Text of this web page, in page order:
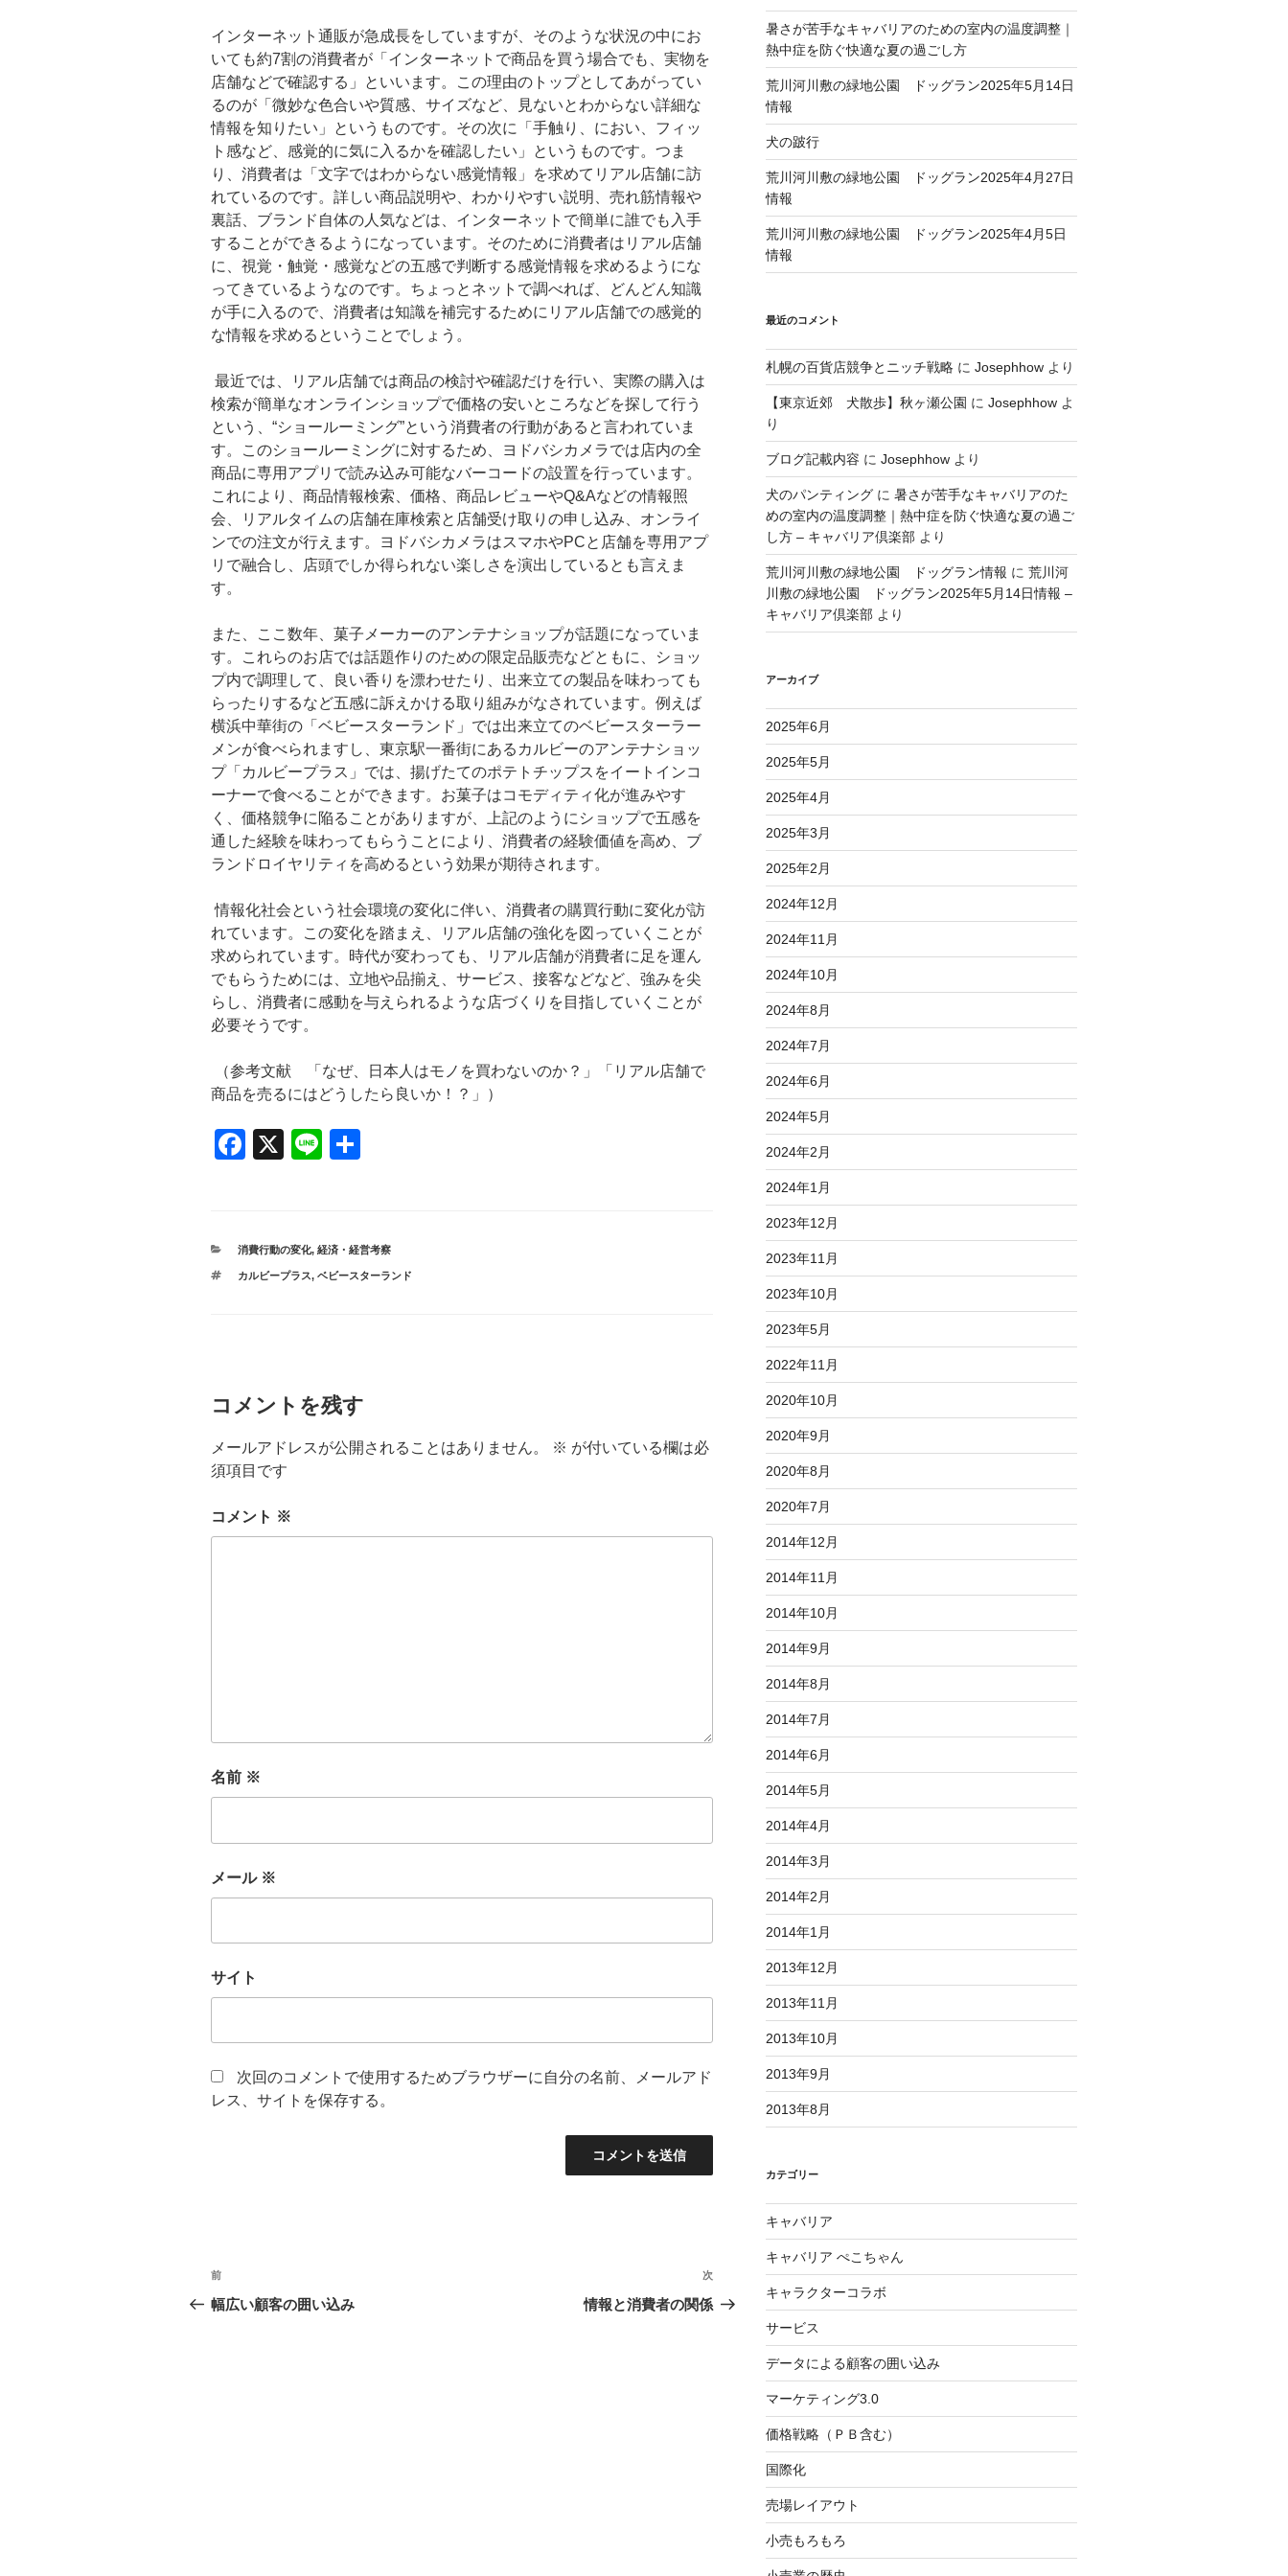
インターネット通販が急成長をしていますが、そのような状況の中にお
いても約7割の消費者が「インターネットで商品を買う場合でも、実物を
店舗などで確認する」といいます。この理由のトップとしてあがってい
るのが「微妙な色合いや質感、サイズなど、見ないとわからない詳細な
情報を知りたい」というものです。その次に「手触り、におい、フィッ
ト感など、感覚的に気に入るかを確認したい」というものです。つま
り、消費者は「文字ではわからない感覚情報」を求めてリアル店舗に訪
れているのです。詳しい商品説明や、わかりやすい説明、売れ筋情報や
裏話、ブランド自体の人気などは、インターネットで簡単に誰でも入手
することができるようになっています。そのために消費者はリアル店舗
に、視覚・触覚・感覚などの五感で判断する感覚情報を求めるようにな
ってきているようなのです。ちょっとネットで調べれば、どんどん知識
が手に入るので、消費者は知識を補完するためにリアル店舗での感覚的
な情報を求めるということでしょう。
最近では、リアル店舗では商品の検討や確認だけを行い、実際の購入は
検索が簡単なオンラインショップで価格の安いところなどを探して行う
という、“ショールーミング”という消費者の行動があると言われていま
す。このショールーミングに対するため、ヨドバシカメラでは店内の全
商品に専用アプリで読み込み可能なバーコードの設置を行っています。
これにより、商品情報検索、価格、商品レビューやQ&Aなどの情報照
会、リアルタイムの店舗在庫検索と店舗受け取りの申し込み、オンライ
ンでの注文が行えます。ヨドバシカメラはスマホやPCと店舗を専用アプ
リで融合し、店頭でしか得られない楽しさを演出しているとも言えま
す。
また、ここ数年、菓子メーカーのアンテナショップが話題になっていま
す。これらのお店では話題作りのための限定品販売などともに、ショッ
プ内で調理して、良い香りを漂わせたり、出来立ての製品を味わっても
らったりするなど五感に訴えかける取り組みがなされています。例えば
横浜中華街の「ベビースターランド」では出来立てのベビースターラー
メンが食べられますし、東京駅一番街にあるカルビーのアンテナショッ
プ「カルビープラス」では、揚げたてのポテトチップスをイートインコ
ーナーで食べることができます。お菓子はコモディティ化が進みやす
く、価格競争に陥ることがありますが、上記のようにショップで五感を
通した経験を味わってもらうことにより、消費者の経験価値を高め、ブ
ランドロイヤリティを高めるという効果が期待されます。
情報化社会という社会環境の変化に伴い、消費者の購買行動に変化が訪
れています。この変化を踏まえ、リアル店舗の強化を図っていくことが
求められています。時代が変わっても、リアル店舗が消費者に足を運ん
でもらうためには、立地や品揃え、サービス、接客などなど、強みを尖
らし、消費者に感動を与えられるような店づくりを目指していくことが
必要そうです。
（参考文献 「なぜ、日本人はモノを買わないのか？」「リアル店舗で
商品を売るにはどうしたら良いか！？」）
F
e
b
X
Li
カ
ゴ
消費行動の変化, 経済・経営考察
タ
カルビープラス, ベビースターランド
コメントを残す
メールアドレスが公開されることはありません。 ※ が付いている欄は必
須項目です
コメント ※
名前 ※
メール ※
サイト
次回のコメントで使用するためブラウザーに自分の名前、メールアド
レス、サイトを保存する。
投
稿
過
去
前
幅広い顧客の囲い込み
次
の
次
情報と消費者の関係
暑さが苦手なキャバリアのための室内の温度調整｜
熱中症を防ぐ快適な夏の過ごし方
荒川河川敷の緑地公園 ドッグラン2025年5月14日
情報
犬の跛行
荒川河川敷の緑地公園 ドッグラン2025年4月27日
情報
荒川河川敷の緑地公園 ドッグラン2025年4月5日
情報
最近のコメント
札幌の百貨店競争とニッチ戦略に Josephhowより
【東京近郊 犬散歩】秋ヶ瀬公園 に Josephhowよ
り
ブログ記載内容 に Josephhowより
犬のパンティングに 暑さが苦手なキャバリアのた
めの室内の温度調整｜熱中症を防ぐ快適な夏の過ご
し方 – キャバリア倶楽部より
荒川河川敷の緑地公園 ドッグラン情報 に 荒川河
川敷の緑地公園 ドッグラン2025年5月14日情報 –
キャバリア倶楽部より
アーカイブ
2025年6月
2025年5月
2025年4月
2025年3月
2025年2月
2024年12月
2024年11月
2024年10月
2024年8月
2024年7月
2024年6月
2024年5月
2024年2月
2024年1月
2023年12月
2023年11月
2023年10月
2023年5月
2022年11月
2020年10月
2020年9月
2020年8月
2020年7月
2014年12月
2014年11月
2014年10月
2014年9月
2014年8月
2014年7月
2014年6月
2014年5月
2014年4月
2014年3月
2014年2月
2014年1月
2013年12月
2013年11月
2013年10月
2013年9月
2013年8月
カテゴリー
キャバリア
キャバリア ぺこちゃん
キャラクターコラボ
サービス
データによる顧客の囲い込み
マーケティング3.0
価格戦略（ＰＢ含む）
国際化
売場レイアウト
小売もろもろ